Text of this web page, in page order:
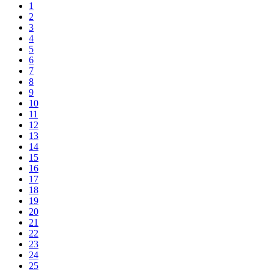
1
2
3
4
5
6
7
8
9
10
11
12
13
14
15
16
17
18
19
20
21
22
23
24
25